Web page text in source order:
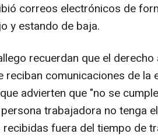
correos electrónicos de
y estando de baja.
recuerdan que el derecho
reciban comunicaciones de la
advierten que "no se
trabajadora no tenga
fuera del tiempo de